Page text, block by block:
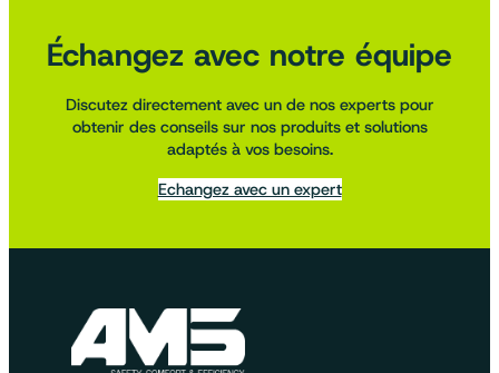
Échangez avec notre équipe
Discutez directement avec un de nos experts pour
obtenir des conseils sur nos produits et solutions
adaptés à vos besoins.
Echangez avec un expert